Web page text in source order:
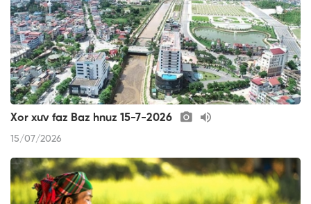
Xor xưv faz Baz hnuz 15-7-2026
15/07/2026